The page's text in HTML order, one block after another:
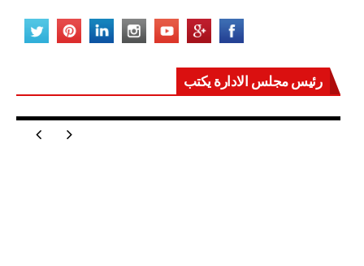
رئيس مجلس الادارة يكتب
مصر تعيد للعالم اتزانه